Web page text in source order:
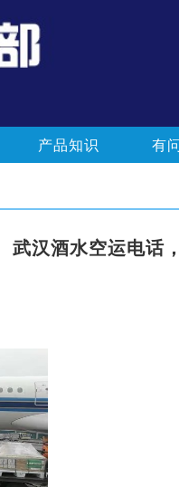
产品知识 有
武汉酒水空运电话